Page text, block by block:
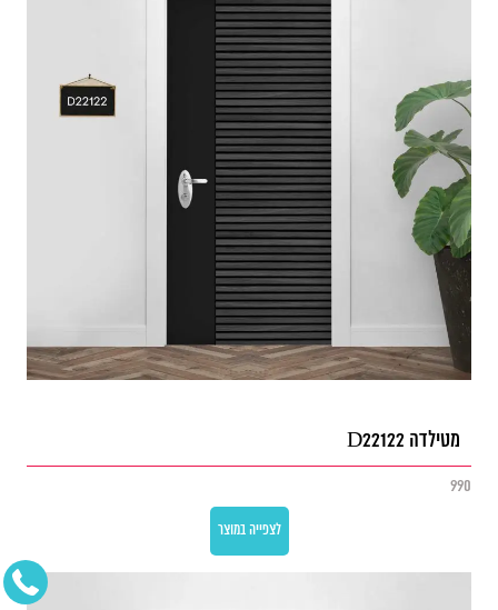
מטילדה D22122
990
לצפייה במוצר